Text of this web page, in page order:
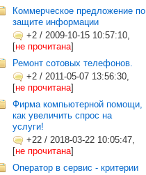
Коммерческое предложение по
защите информации
+2 / 2009-10-15 10:57:10,
[не прочитана]
Ремонт сотовых телефонов.
+2 / 2011-05-07 13:56:30,
[не прочитана]
Фирма компьютерной помощи,
как увеличить спрос на
услуги!
+22 / 2018-03-22 10:05:47,
[не прочитана]
Оператор в сервис - критерии